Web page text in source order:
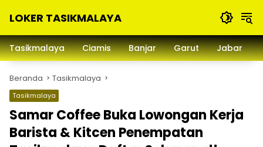
LOKER TASIKMALAYA
Lowongan
Kerja
dan
Sekitarna
Tasikmalaya Ciamis Banjar Garut Jabar
Beranda Tasikmalaya
Tasikmalaya
Samar Coffee Buka Lowongan Kerja
Barista & Kitcen Penempatan